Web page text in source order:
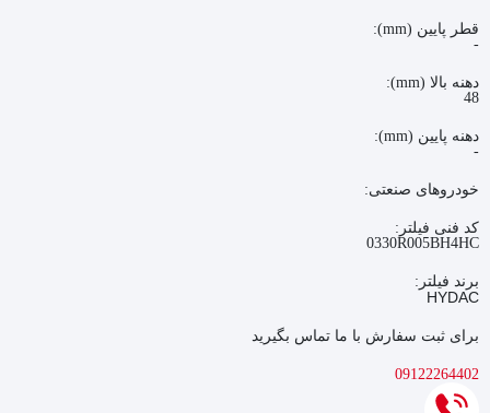
قطر پایین (mm):
-
دهنه بالا (mm):
48
دهنه پایین (mm):
-
خودروهای صنعتی:
کد فنی فیلتر:
0330R005BH4HC
برند فیلتر:
HYDAC
برای ثبت سفارش با ما تماس بگیرید
09122264402